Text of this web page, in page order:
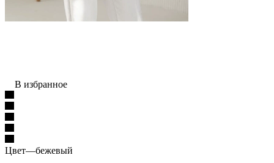
В избранное
Цвет—бежевый